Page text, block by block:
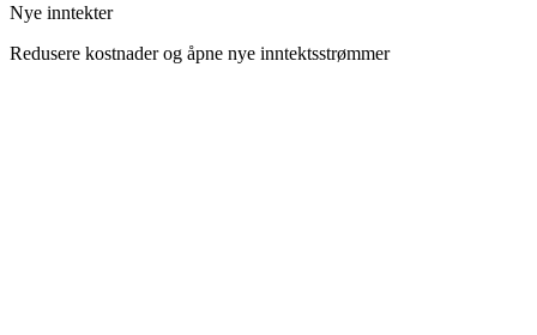
Nye inntekter
Redusere kostnader og åpne nye inntektsstrømmer